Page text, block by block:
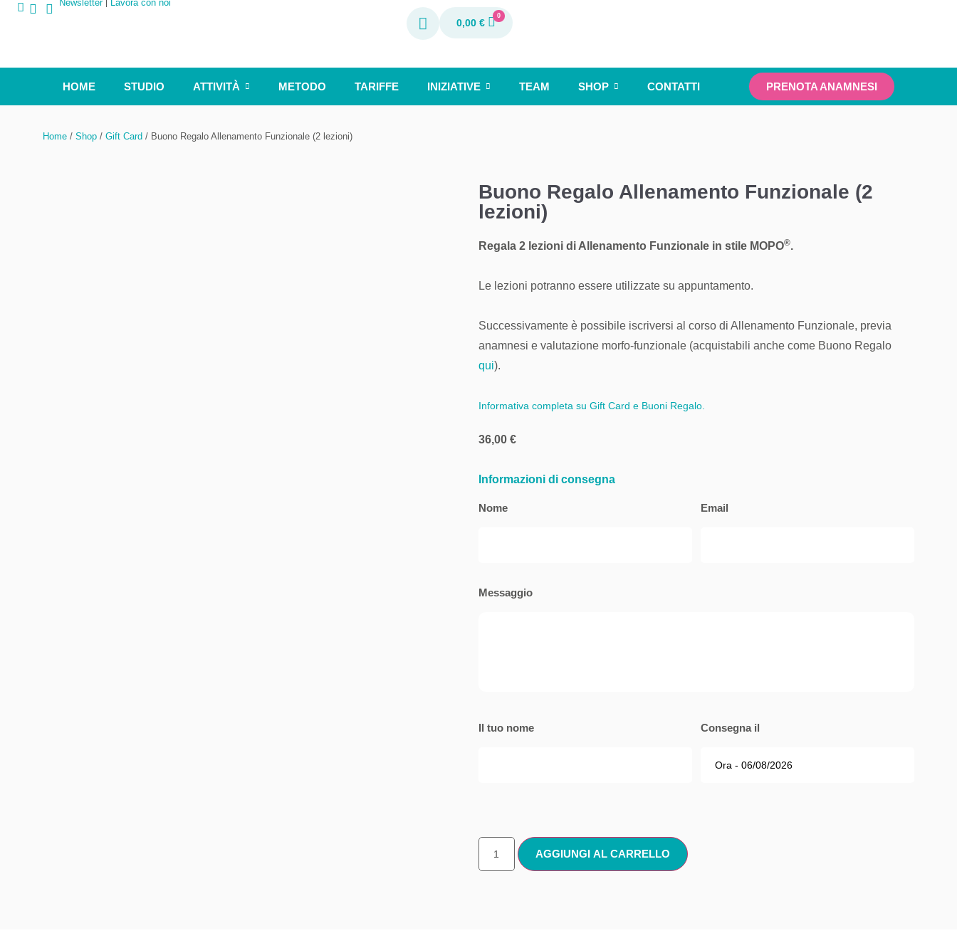
Newsletter Lavora con noi
0,00€
0
HOME STUDIO ATTIVITÀ METODO TARIFFE INIZIATIVE TEAM SHOP CONTATTI PRENOTA ANAMNESI
Home / Shop / Gift Card / Buono Regalo Allenamento Funzionale (2 lezioni)
Buono Regalo Allenamento Funzionale (2
lezioni)
Regala 2 lezioni di Allenamento Funzionale in stile MOPO®.
Le lezioni potranno essere utilizzate su appuntamento.
Successivamente è possibile iscriversi al corso di Allenamento Funzionale, previa
anamnesi e valutazione morfo-funzionale (acquistabili anche come Buono Regalo
qui).
Informativa completa su Gift Card e Buoni Regalo.
36,00 €
Informazioni di consegna
Nome Email
Messaggio
Consegna il
Il tuo nome
AGGIUNGI AL CARRELLO